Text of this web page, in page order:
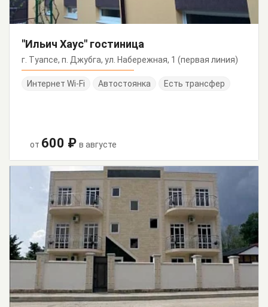
"Ильич Хаус" гостиница
г. Туапсе, п. Джубга, ул. Набережная, 1 (первая линия)
Интернет Wi-Fi Автостоянка Есть трансфер
от 600 ₽ в августе